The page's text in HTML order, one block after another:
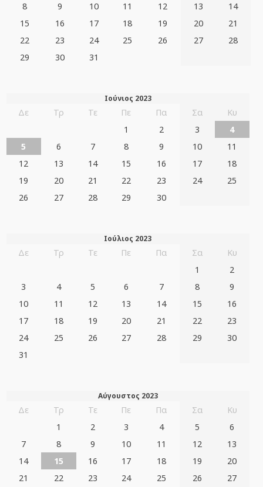
8
9 10 11 12 13
14
15
16 17 18 19 20
21
22
23 24 25 26 27
28
29
30 31
Ιούνιος 2023
Δε Τρ Τε Πε Πα Σα
Κυ
1
2 3
4
5
6 7 8 9 10
11
12
13 14 15 16 17
18
19
20 21 22 23 24
25
26
27 28 29 30
Ιούλιος 2023
Δε Τρ Τε Πε Πα Σα
Κυ
1
2
3
4 5 6 7 8
9
10
11 12 13 14 15
16
17
18 19 20 21 22
23
24
25 26 27 28 29
30
31
Αύγουστος 2023
Δε Τρ Τε Πε Πα Σα
Κυ
1
2 3 4 5
6
7
8 9 10 11 12
13
14
15 16 17 18 19
20
21
22 23 24 25 26 27